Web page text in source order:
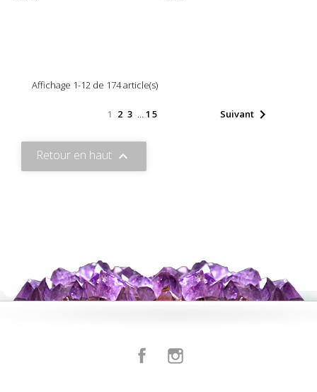
Affichage 1-12 de 174 article(s)
1 2 3 …15 Suivant 
Retour en haut 
Facebook